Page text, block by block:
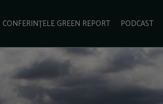
CONFERINȚELE GREEN REPORT PODCAST
SCHIMBĂRI CLIMATICE